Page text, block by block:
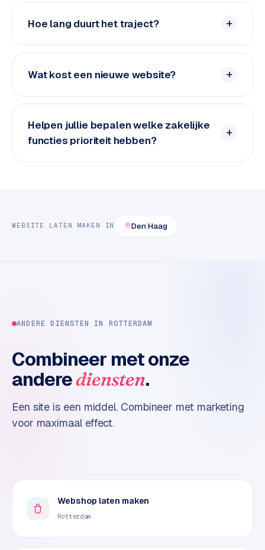
n
e
t
a
k
e
B
m
k
e
t
p
a
EXPERTISE
i
Hoe lang duurt het traject?
Wat kost een nieuwe website?
Helpen jullie bepalen welke zakelijke
functies prioriteit hebben?
WEBSITE LATEN MAKEN IN Den Haag
ANDERE DIENSTEN IN ROTTERDAM
Combineer met onze
anderediensten.
Een site is een middel. Combineer met marketing
voor maximaal effect.
Webshop laten maken
Rotterdam